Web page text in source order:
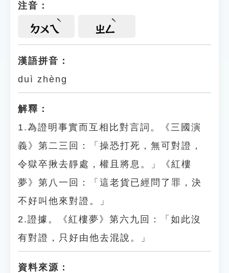
注音：
ㄉㄨㄟ ㄓㄥ
漢語拼音：
duì zhèng
解釋：
1.為證明事實而互相比對言詞。《三國演
義》第二三回：「操恐打死，無可對證，
令獄卒揪去靜處，權且將息。」《紅樓
夢》第八一回：「這老貨已經問了罪，決
不好叫他來對證。」
2.證據。《紅樓夢》第六九回：「如此沒
有對證，只好由他去混說。」
資料來源：